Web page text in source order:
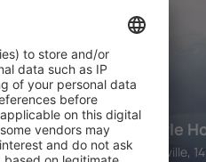
The Doyle
Charlottesville,